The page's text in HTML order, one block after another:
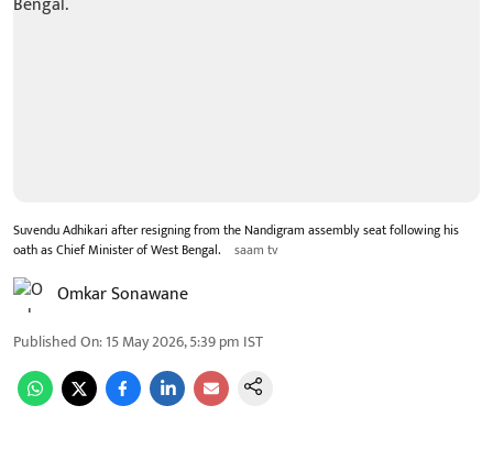
Suvendu Adhikari after resigning from the Nandigram assembly seat following his
oath as Chief Minister of West Bengal.
saam tv
Omkar Sonawane
Published On:15 May 2026, 5:39 pm IST